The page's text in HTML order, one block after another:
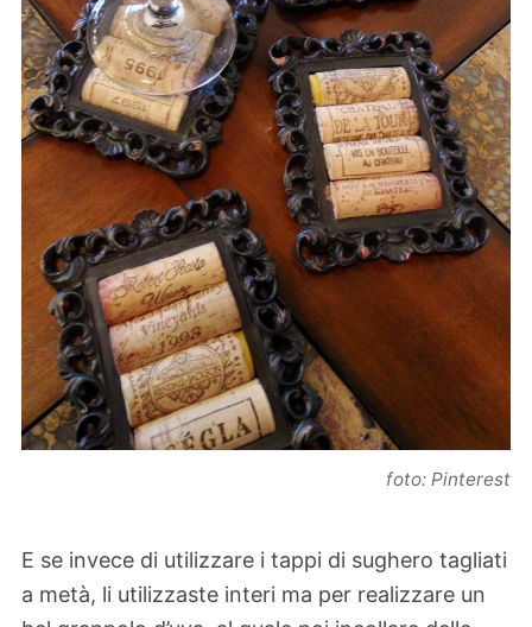
foto: Pinterest
E se invece di utilizzare i tappi di sughero tagliati
a metà, li utilizzaste interi ma per realizzare un